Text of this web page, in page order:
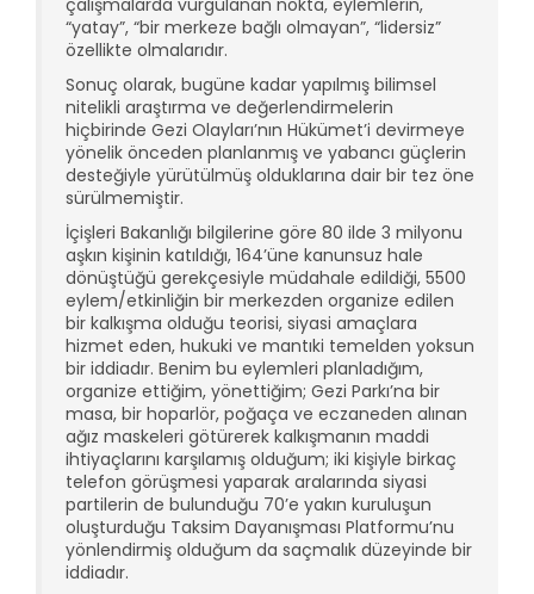
çalışmalarda vurgulanan nokta, eylemlerin,
“yatay”, “bir merkeze bağlı olmayan”, “lidersiz”
özellikte olmalarıdır.
Sonuç olarak, bugüne kadar yapılmış bilimsel
nitelikli araştırma ve değerlendirmelerin
hiçbirinde Gezi Olayları’nın Hükümet’i devirmeye
yönelik önceden planlanmış ve yabancı güçlerin
desteğiyle yürütülmüş olduklarına dair bir tez öne
sürülmemiştir.
İçişleri Bakanlığı bilgilerine göre 80 ilde 3 milyonu
aşkın kişinin katıldığı, 164’üne kanunsuz hale
dönüştüğü gerekçesiyle müdahale edildiği, 5500
eylem/etkinliğin bir merkezden organize edilen
bir kalkışma olduğu teorisi, siyasi amaçlara
hizmet eden, hukuki ve mantıki temelden yoksun
bir iddiadır. Benim bu eylemleri planladığım,
organize ettiğim, yönettiğim; Gezi Parkı’na bir
masa, bir hoparlör, poğaça ve eczaneden alınan
ağız maskeleri götürerek kalkışmanın maddi
ihtiyaçlarını karşılamış olduğum; iki kişiyle birkaç
telefon görüşmesi yaparak aralarında siyasi
partilerin de bulunduğu 70’e yakın kuruluşun
oluşturduğu Taksim Dayanışması Platformu’nu
yönlendirmiş olduğum da saçmalık düzeyinde bir
iddiadır.